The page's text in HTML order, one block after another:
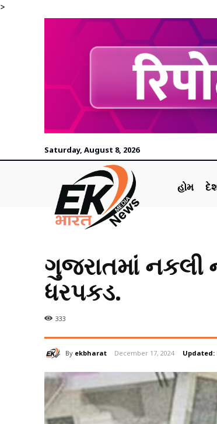
>
Saturday, August 8, 2026
હોમ
ગુજરાતમાં નકલી
ધરપકડ.
333
By ekbharat December 17, 2024 Updated: